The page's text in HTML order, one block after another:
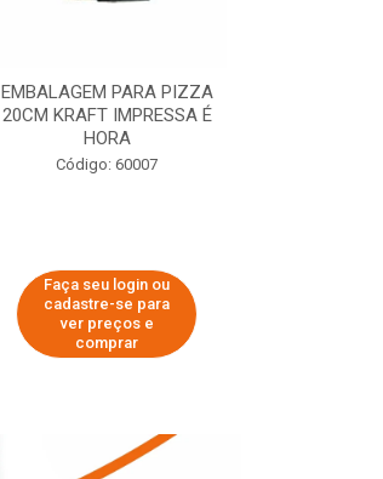
EMBALAGEM PARA PIZZA
20CM KRAFT IMPRESSA É
HORA
Código: 60007
Faça seu login ou
cadastre-se para
ver preços e
comprar